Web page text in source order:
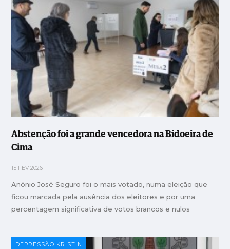
Abstenção foi a grande vencedora na Bidoeira de
Cima
15 FEV 2026
Anónio José Seguro foi o mais votado, numa eleição que
ficou marcada pela ausência dos eleitores e por uma
percentagem significativa de votos brancos e nulos
DEPRESSÃO KRISTIN